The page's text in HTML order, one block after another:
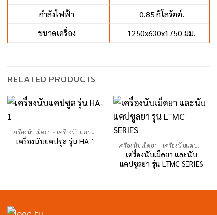
กำลังไฟฟ้า
0.85 กิโลวัตต์.
ขนาดเครื่อง
1250x630x1750 มม.
RELATED PRODUCTS
เครื่องนับเม็ดยา - เครื่องนับแคปซูลยา
เครื่องนับแคปซูล รุ่น HA-1 เครื่องนับเม็ดยา - เครื่องนับแคปซูลยา
เครื่องนับเม็ดยา และนับ
แคปซูลยา รุ่น LTMC SERIES